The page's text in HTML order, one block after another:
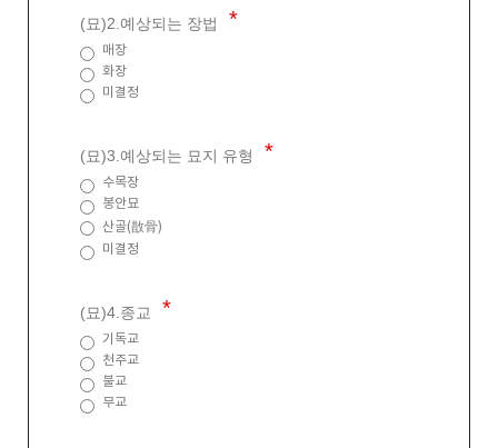
(묘)2.예상되는 장법
매장
화장
미결정
(묘)3.예상되는 묘지 유형
수목장
봉안묘
산골(㪚骨)
미결정
(묘)4.종교
기독교
천주교
불교
무교